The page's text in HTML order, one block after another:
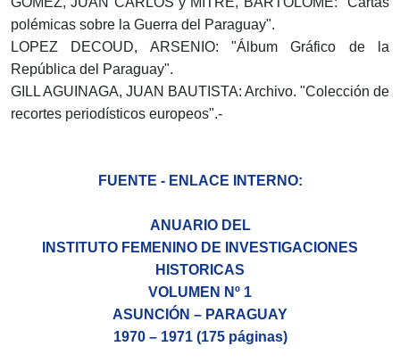
polémicas sobre la Guerra del Paraguay".
LOPEZ DECOUD, ARSENIO: "Álbum Gráfico de la
República del Paraguay".
GILL AGUINAGA, JUAN BAUTISTA: Archivo. "Colección de
recortes periodísticos europeos".-
FUENTE - ENLACE INTERNO:
ANUARIO DEL
INSTITUTO FEMENINO DE INVESTIGACIONES
HISTORICAS
VOLUMEN Nº 1
ASUNCIÓN – PARAGUAY
1970 – 1971 (175 páginas)